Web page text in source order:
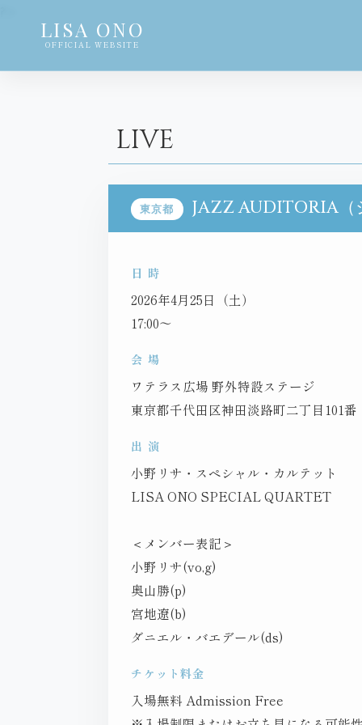
LISA ONO
OFFICIAL WEBSITE
LIVE
東京都 JAZZ AUDITORIA（
日 時
2026年4月25日（土）
17:00～
会 場
ワテラス広場 野外特設ステージ
東京都千代田区神田淡路町二丁目101番
出 演
小野リサ・スペシャル・カルテット
LISA ONO SPECIAL QUARTET
＜メンバー表記＞
小野リサ(vo,g)
奥山勝(p)
宮地遼(b)
ダニエル・バエデール(ds)
チケット料金
入場無料 Admission Free